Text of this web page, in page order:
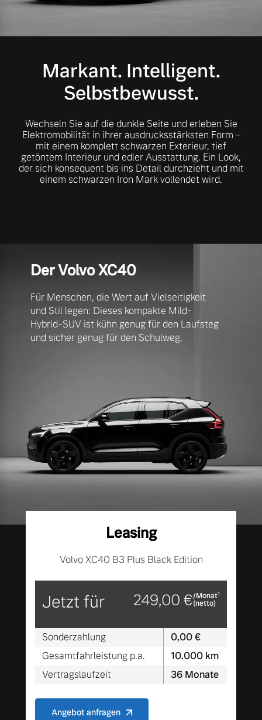
Geschäftskunden
Editionsmodelle
Konnektivität
Sofort verfügbare Fahrzeuge
Gebrauchtwagen
Die Neuwagenalternative
Mehr erfahren
Volvo kauft Ihr Auto
Aktuelle Zubehörangebote
Zubehörkatalog
Sie erhalten bei uns eine
Volvo Winter- und
Sommer Kompletträder.
Bitte sprechen Sie uns
direkt an.
Frühjahrscheck
Entdecken Sie unsere
saisonalen Angebote.
Mehr erfahren
Finanzierung & Leasing
Versicherung
Markant. Intelligent.
Selbstbewusst.
Wechseln Sie auf die dunkle Seite und erleben Sie
Elektromobilität in ihrer ausdrucksstärksten Form –
mit einem komplett schwarzen Exterieur, tief
getöntem Interieur und edler Ausstattung. Ein Look,
der sich konsequent bis ins Detail durchzieht und mit
einem schwarzen Iron Mark vollendet wird.
Der Volvo XC40
Für Menschen, die Wert auf Vielseitigkeit
und Stil legen: Dieses kompakte Mild-
Hybrid-SUV ist kühn genug für den Laufsteg
und sicher genug für den Schulweg.
Leasing
Volvo XC40 B3 Plus Black Edition
Jetzt für 249,00 €/Monat1
(netto)
Sonderzahlung
0,00 €
Gesamtfahrleistung p.a.
10.000 km
Vertragslaufzeit
36 Monate
Angebot anfragen